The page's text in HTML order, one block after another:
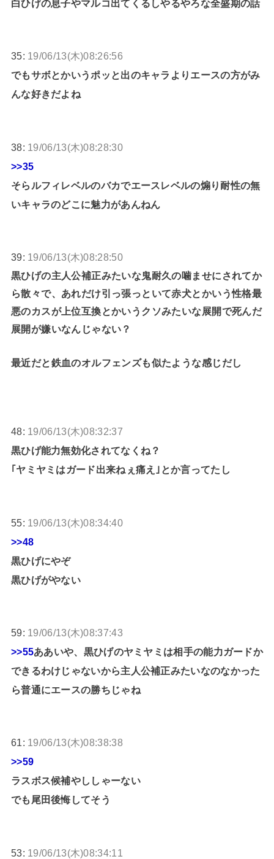
白ひげの息子やマルコ出てくるしやるやろな全盛期の話
35: 19/06/13(木)08:26:56
でもサボとかいうポッと出のキャラよりエースの方がみ
んな好きだよね
38: 19/06/13(木)08:28:30
>>35
そらルフィレベルのバカでエースレベルの煽り耐性の無
いキャラのどこに魅力があんねん
39: 19/06/13(木)08:28:50
黒ひげの主人公補正みたいな鬼耐久の噛ませにされてか
ら散々で、あれだけ引っ張っといて赤犬とかいう性格最
悪のカスが上位互換とかいうクソみたいな展開で死んだ
展開が嫌いなんじゃない？
最近だと鉄血のオルフェンズも似たような感じだし
48: 19/06/13(木)08:32:37
黒ひげ能力無効化されてなくね？
｢ヤミヤミはガード出来ねぇ痛え｣とか言ってたし
55: 19/06/13(木)08:34:40
>>48
黒ひげにやぞ
黒ひげがやない
59: 19/06/13(木)08:37:43
>>55ああいや、黒ひげのヤミヤミは相手の能力ガードか
できるわけじゃないから主人公補正みたいなのなかった
ら普通にエースの勝ちじゃね
61: 19/06/13(木)08:38:38
>>59
ラスボス候補やししゃーない
でも尾田後悔してそう
53: 19/06/13(木)08:34:11